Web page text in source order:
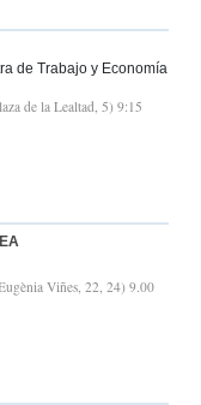
de Trabajo y Economía
de la Lealtad, 5) 9:15
Viñes, 22, 24) 9.00